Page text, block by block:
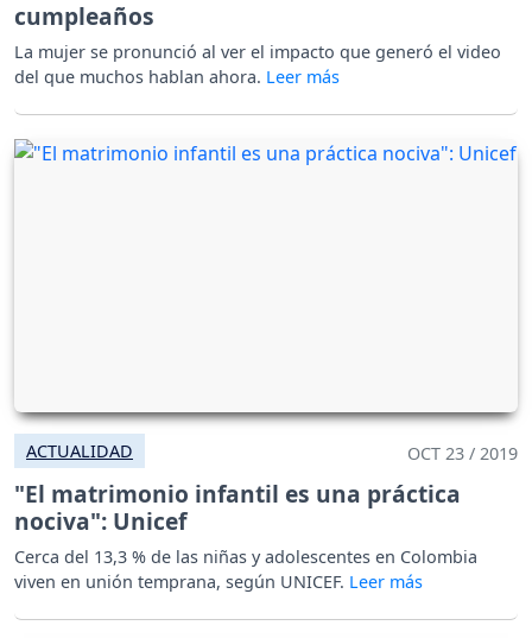
cumpleaños
La mujer se pronunció al ver el impacto que generó el video
del que muchos hablan ahora.
ACTUALIDAD OCT 23 / 2019
"El matrimonio infantil es una práctica
nociva": Unicef
Cerca del 13,3 % de las niñas y adolescentes en Colombia
viven en unión temprana, según UNICEF.